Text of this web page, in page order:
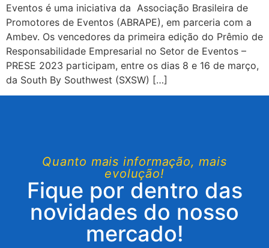
Eventos é uma iniciativa da Associação Brasileira de
Promotores de Eventos (ABRAPE), em parceria com a
Ambev. Os vencedores da primeira edição do Prêmio de
Responsabilidade Empresarial no Setor de Eventos –
PRESE 2023 participam, entre os dias 8 e 16 de março,
da South By Southwest (SXSW) […]
Quanto mais informação, mais
evolução!
Fique por dentro das
novidades do nosso
mercado!